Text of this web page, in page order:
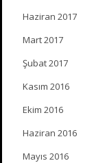
Haziran 2017
Mart 2017
Şubat 2017
Kasım 2016
Ekim 2016
Haziran 2016
Mayıs 2016